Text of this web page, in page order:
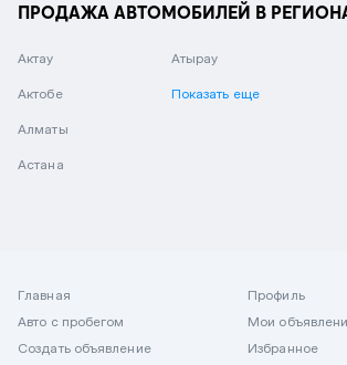
ПРОДАЖА АВТОМОБИЛЕЙ В
Актау
Актобе
Алматы
Астана
Атырау
Показать еще
Главная
Авто с пробегом
Создать объявление
Профиль
Мои
Избранное